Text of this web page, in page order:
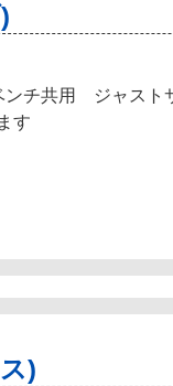
チ共用 ジャスト
す
)